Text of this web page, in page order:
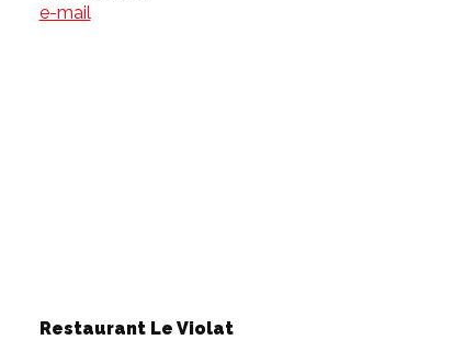
e-mail
Restaurant Le Violat